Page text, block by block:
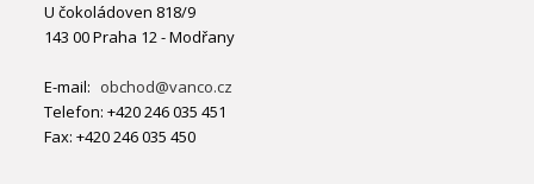
U čokoládoven 818/9
143 00 Praha 12 - Modřany
E-mail: obchod@vanco.cz
Telefon: +420 246 035 451
Fax: +420 246 035 450